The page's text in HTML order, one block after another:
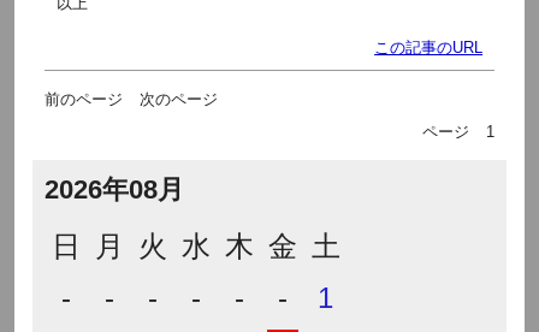
この記事のURL
前のページ
次のページ
ページ
1
2026年08月
日 月 火 水 木 金 土
-
- - - - -
1